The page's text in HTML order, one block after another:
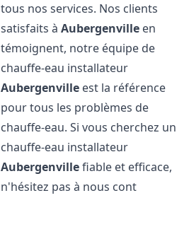
tous nos services. Nos clients
satisfaits àAubergenville en
témoignent, notre équipe de
chauffe-eau installateur
Aubergenville est la référence
pour tous les problèmes de
chauffe-eau. Si vous cherchez un
chauffe-eau installateur
Aubergenvillefiable et efficace,
n'hésitez pas à nous cont